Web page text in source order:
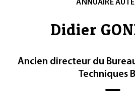
ANNUAIRE
Didier
Ancien directeur du
Techniques